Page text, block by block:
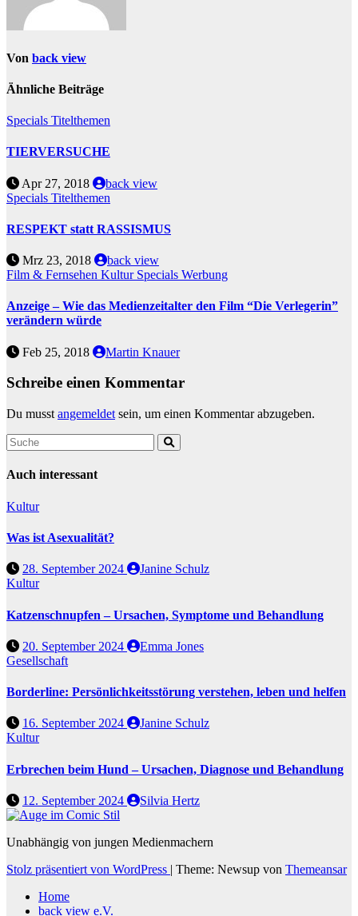
Von back view
Ähnliche Beiträge
Specials Titelthemen
TIERVERSUCHE
Apr 27, 2018
back view
Specials Titelthemen
RESPEKT statt RASSISMUS
Mrz 23, 2018
back view
Film & Fernsehen Kultur Specials Werbung
Anzeige – Wie das Medienzeitalter den Film “Die Verlegerin”
verändern würde
Feb 25, 2018 Martin Knauer
Schreibe einen Kommentar
Du musst angemeldet sein, um einen Kommentar abzugeben.
Auch interessant
Kultur
Was ist Asexualität?
28. September 2024
Janine Schulz
Kultur
Katzenschnupfen – Ursachen, Symptome und Behandlung
20. September 2024
Emma Jones
Gesellschaft
Borderline: Persönlichkeitsstörung verstehen, leben und helfen
16. September 2024
Janine Schulz
Kultur
Erbrechen beim Hund – Ursachen, Diagnose und Behandlung
12. September 2024 Silvia Hertz
Unabhängig von jungen Medienmachern
Stolz präsentiert von WordPress | Theme: Newsup von Themeansar
Home
back view e.V.